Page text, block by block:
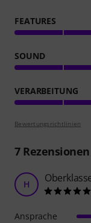
FEATURES
SOUND
VERARBEITUNG
Bewertungsrichtlinien
7Rezensionen
H
Ansprache